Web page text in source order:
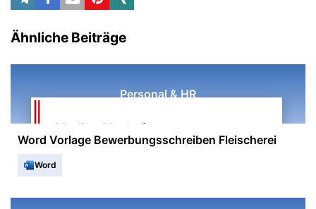
Ähnliche Beiträge
Personal & HR
Word Vorlage Bewerbungsschreiben Fleischerei
Word